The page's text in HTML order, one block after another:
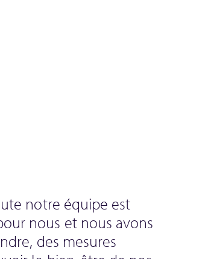
notre équipe est
nous et nous avons
des mesures